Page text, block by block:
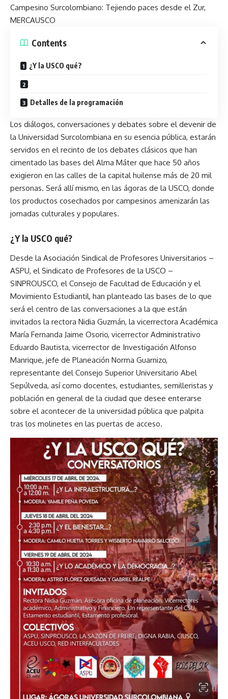
Campesino Surcolombiano: Tejiendo paces desde el Zur,
MERCAUSCO
Contents
¿Y la USCO qué?
Detalles de la programación
Los diálogos, conversaciones y debates sobre el devenir de
la Universidad Surcolombiana en su esencia pública, estarán
servidos en el recinto de los debates clásicos que han
cimentado las bases del Alma Máter que hace 50 años
exigieron en las calles de la capital huilense más de 20 mil
personas. Será allí mismo, en las ágoras de la USCO, donde
los productos cosechados por campesinos amenizarán las
jornadas culturales y populares.
¿Y la USCO qué?
Desde la Asociación Sindical de Profesores Universitarios –
ASPU, el Sindicato de Profesores de la USCO –
SINPROUSCO, el Consejo de Facultad de Educación y el
Movimiento Estudiantil, han planteado las bases de lo que
será el centro de las conversaciones a la que están
invitados la rectora Nidia Guzmán, la vicerrectora Académica
María Fernanda Jaime Osorio, vicerrector Administrativo
Eduardo Bautista, vicerrector de Investigación Alfonso
Manrique, jefe de Planeación Norma Guarnizo,
representante del Consejo Superior Universitario Abel
Sepúlveda, así como docentes, estudiantes, semilleristas y
población en general de la ciudad que desee enterarse
sobre el acontecer de la universidad pública que palpita
tras los molinetes en las puertas de acceso.